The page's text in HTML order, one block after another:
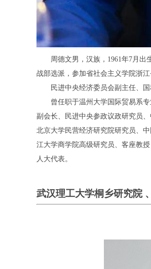
周德文男，汉族，1961年7月出
战部选派，参加省社会主义学院浙
民进中央经济委员会副主任、
曾任职于温州大学国际贸易系
副会长、民进中央参政议政研究员
北京大学民营经济研究院研究员、
江大学商学院高级研究员、客座教
人大代表。
武汉理工大学桐乡研究院